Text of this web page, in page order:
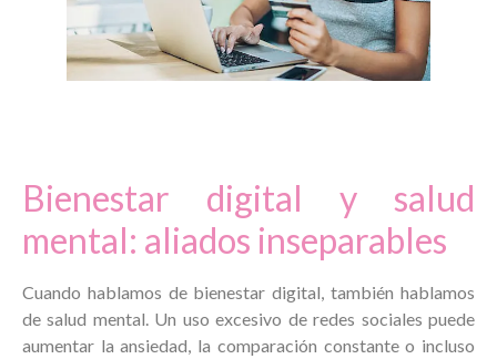
Bienestar digital y salud
mental: aliados inseparables
Cuando hablamos de bienestar digital, también hablamos
de salud mental. Un uso excesivo de redes sociales puede
aumentar la ansiedad, la comparación constante o incluso